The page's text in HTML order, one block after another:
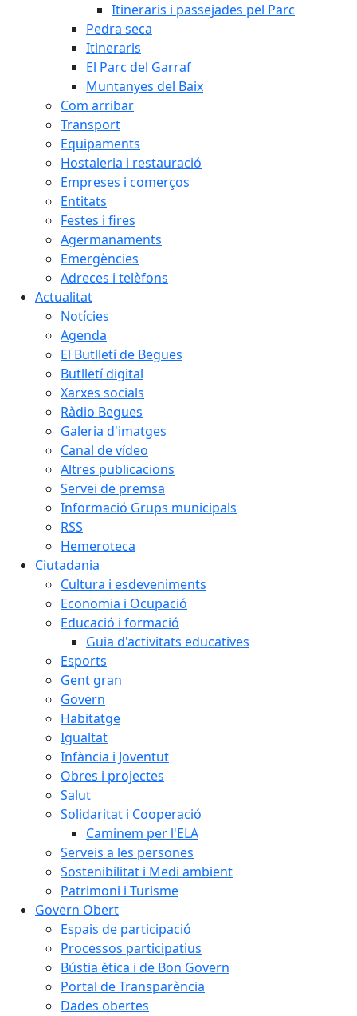
Itineraris i passejades pel Parc
Pedra seca
Itineraris
El Parc del Garraf
Muntanyes del Baix
Com arribar
Transport
Equipaments
Hostaleria i restauració
Empreses i comerços
Entitats
Festes i fires
Agermanaments
Emergències
Adreces i telèfons
Actualitat
Notícies
Agenda
El Butlletí de Begues
Butlletí digital
Xarxes socials
Ràdio Begues
Galeria d'imatges
Canal de vídeo
Altres publicacions
Servei de premsa
Informació Grups municipals
RSS
Hemeroteca
Ciutadania
Cultura i esdeveniments
Economia i Ocupació
Educació i formació
Guia d'activitats educatives
Esports
Gent gran
Govern
Habitatge
Igualtat
Infància i Joventut
Obres i projectes
Salut
Solidaritat i Cooperació
Caminem per l'ELA
Serveis a les persones
Sostenibilitat i Medi ambient
Patrimoni i Turisme
Govern Obert
Espais de participació
Processos participatius
Bústia ètica i de Bon Govern
Portal de Transparència
Dades obertes